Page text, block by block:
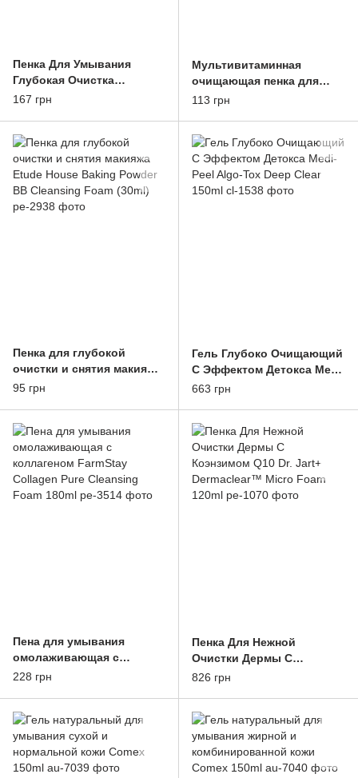
Пенка Для Умывания
Глубокая Очистка
Pyunkang Yul Low pH Pore
167 грн
Мультивитаминная
очищающая пенка для
умывания FARMSTAY DR-
113 грн
Пенка для глубокой
очистки и снятия макияжа
Etude House Baking
95 грн
Гель Глубоко Очищающий
С Эффектом Детокса Medi-
Peel Algo-Tox Deep Clear
663 грн
Пена для умывания
омолаживающая с
коллагеном FarmStay
228 грн
Пенка Для Нежной
Очистки Дермы С
Коэнзимом Q10 Dr. Jart+
826 грн